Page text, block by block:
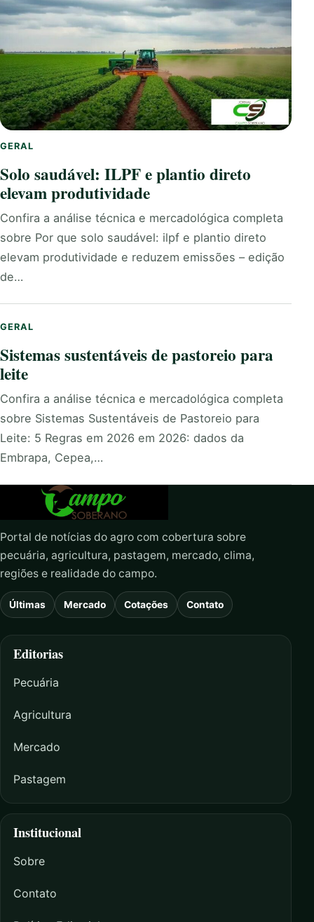
GERAL
Solo saudável: ILPF e plantio direto
elevam produtividade
Confira a análise técnica e mercadológica completa
sobre Por que solo saudável: ilpf e plantio direto
elevam produtividade e reduzem emissões – edição
de…
GERAL
Sistemas sustentáveis de pastoreio para
leite
Confira a análise técnica e mercadológica completa
sobre Sistemas Sustentáveis de Pastoreio para
Leite: 5 Regras em 2026 em 2026: dados da
Embrapa, Cepea,…
Portal de notícias do agro com cobertura sobre
pecuária, agricultura, pastagem, mercado, clima,
regiões e realidade do campo.
Últimas Mercado Cotações Contato
Editorias
Pecuária
Agricultura
Mercado
Pastagem
Institucional
Sobre
Contato